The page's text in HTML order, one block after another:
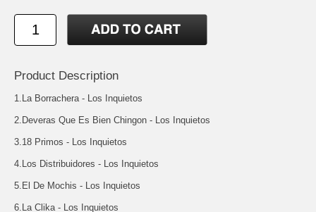
Product Description
1.La Borrachera - Los Inquietos
2.Deveras Que Es Bien Chingon - Los Inquietos
3.18 Primos - Los Inquietos
4.Los Distribuidores - Los Inquietos
5.El De Mochis - Los Inquietos
6.La Clika - Los Inquietos